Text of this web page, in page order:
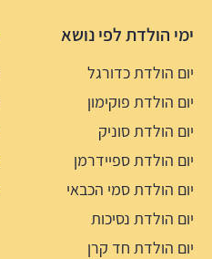
ימי הולדת לפי נושא
יום הולדת כדורגל
יום הולדת פוקימון
יום הולדת סוניק
יום הולדת ספיידרמן
יום הולדת סמי הכבאי
יום הולדת נסיכות
יום הולדת חד קרן